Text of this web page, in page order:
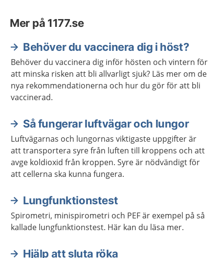
Mer på 1177.se
Behöver du vaccinera dig i höst?
Behöver du vaccinera dig inför hösten och vintern för
att minska risken att bli allvarligt sjuk? Läs mer om de
nya rekommendationerna och hur du gör för att bli
vaccinerad.
Så fungerar luftvägar och lungor
Luftvägarnas och lungornas viktigaste uppgifter är
att transportera syre från luften till kroppens och att
avge koldioxid från kroppen. Syre är nödvändigt för
att cellerna ska kunna fungera.
Lungfunktionstest
Spirometri, minispirometri och PEF är exempel på så
kallade lungfunktionstest. Här kan du läsa mer.
Hjälp att sluta röka